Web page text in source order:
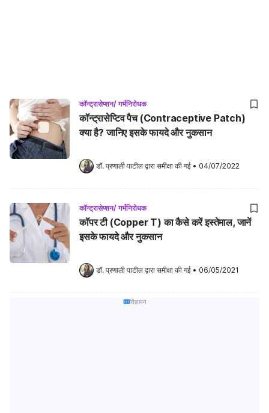
कॉन्ट्रासेप्शन/ गर्भनिरोधक
कॉन्ट्रासेप्टिव पैच (Contraceptive Patch)
क्या है? जानिए इसके फायदे और नुकसान
डॉ. प्रणाली पाटील द्वारा समीक्षा की गई • 04/07/2022
कॉन्ट्रासेप्शन/ गर्भनिरोधक
कॉपर टी (Copper T) का कैसे करें इस्तेमाल, जानें
इसके फायदे और नुकसान
डॉ. प्रणाली पाटील द्वारा समीक्षा की गई • 06/05/2021
विज्ञापन